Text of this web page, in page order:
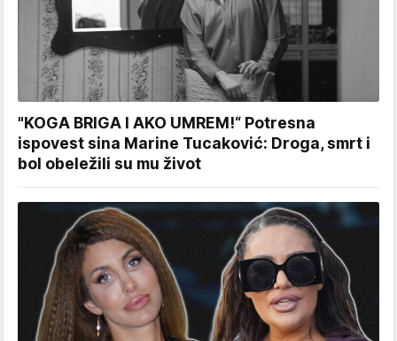
"KOGA BRIGA I AKO UMREM!“ Potresna
ispovest sina Marine Tucaković: Droga, smrt i
bol obeležili su mu život